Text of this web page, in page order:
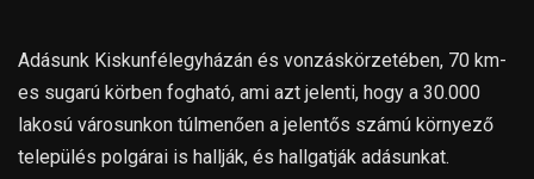
Adásunk Kiskunfélegyházán és vonzáskörzetében, 70 km-
es sugarú körben fogható, ami azt jelenti, hogy a 30.000
lakosú városunkon túlmenően a jelentős számú környező
település polgárai is hallják, és hallgatják adásunkat.